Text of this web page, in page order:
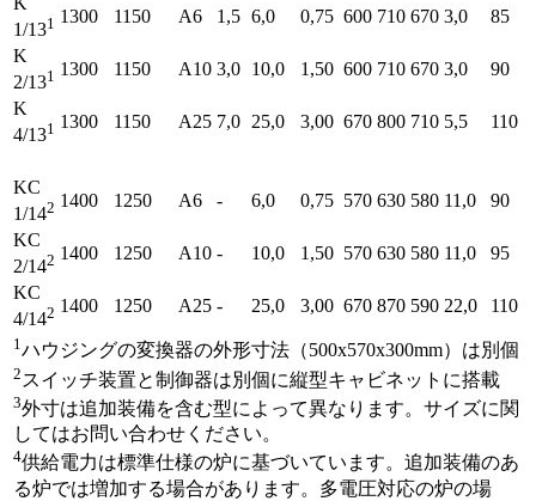
1/131 1300 1150 A6 1,5 6,0 0,75 600 710 670 3,0
85
K
2/131 1300 1150 A10 3,0 10,0 1,50 600 710 670 3,0
90
K
4/131 1300 1150 A25 7,0 25,0 3,00 670 800 710 5,5 110
KC
1/142 1400 1250 A6 - 6,0 0,75 570 630 580 11,0
90
KC
2/142 1400 1250 A10 - 10,0 1,50 570 630 580 11,0
95
KC
4/142 1400 1250 A25 - 25,0 3,00 670 870 590 22,0 110
1ハウジングの変換器の外形寸法（500x570x300mm）は別個
2 スイッチ装置と制御器は別個に縦型キャビネットに搭載
3外寸は追加装備を含む型によって異なります。サイズに関
してはお問い合わせください。
4供給電力は標準仕様の炉に基づいています。追加装備のあ
る炉では増加する場合があります。多電圧対応の炉の場